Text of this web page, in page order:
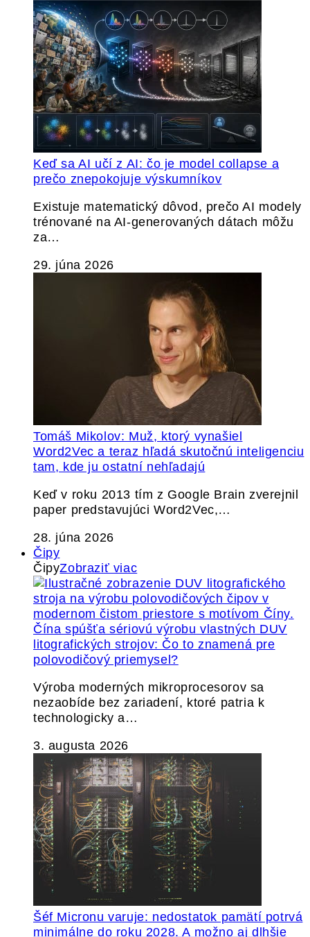
Keď sa AI učí z AI: čo je model collapse a
prečo znepokojuje výskumníkov
Existuje matematický dôvod, prečo AI modely
trénované na AI-generovaných dátach môžu
za…
29. júna 2026
Tomáš Mikolov: Muž, ktorý vynašiel
Word2Vec a teraz hľadá skutočnú inteligenciu
tam, kde ju ostatní nehľadajú
Keď v roku 2013 tím z Google Brain zverejnil
paper predstavujúci Word2Vec,…
28. júna 2026
Čipy
ČipyZobraziť viac
Čína spúšťa sériovú výrobu vlastných DUV
litografických strojov: Čo to znamená pre
polovodičový priemysel?
Výroba moderných mikroprocesorov sa
nezaobíde bez zariadení, ktoré patria k
technologicky a…
3. augusta 2026
Šéf Micronu varuje: nedostatok pamätí potrvá
minimálne do roku 2028. A možno aj dlhšie